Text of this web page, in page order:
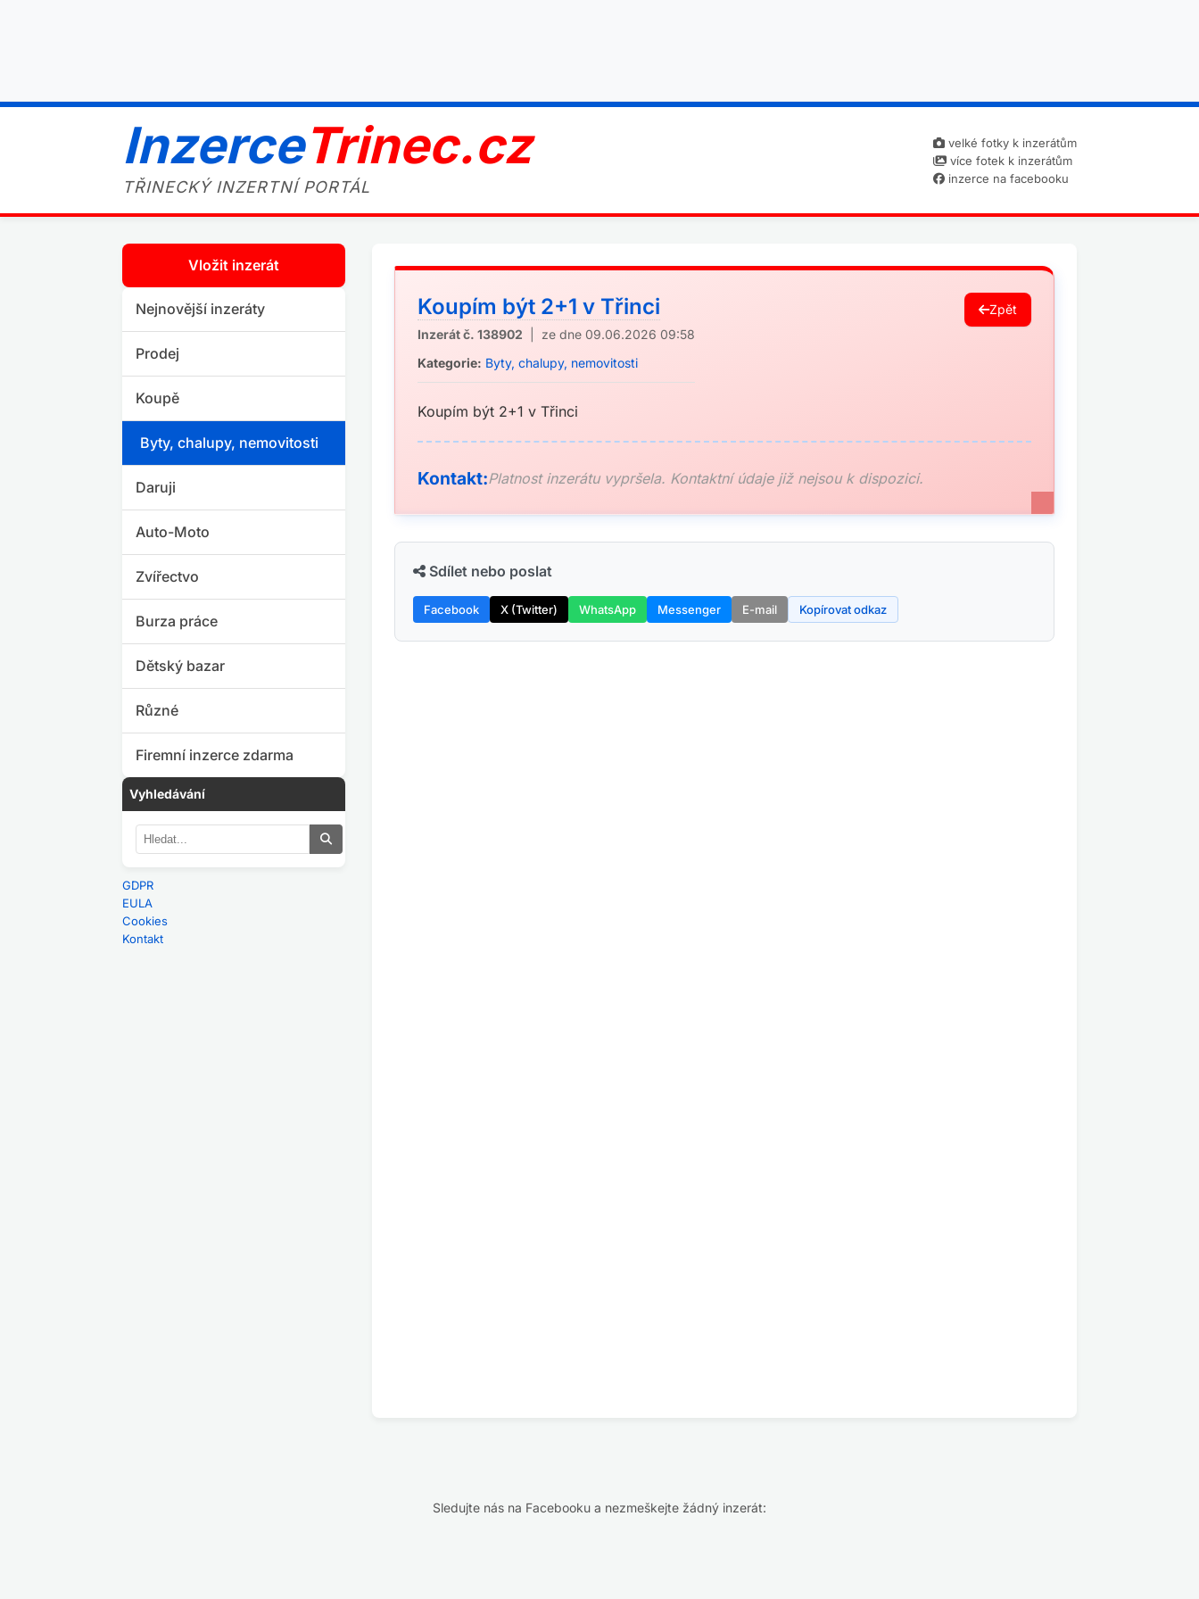
InzerceTrinec.cz
TŘINECKÝ INZERTNÍ PORTÁL
velké fotky k inzerátům
více fotek k inzerátům
inzerce na facebooku
Vložit inzerát
Nejnovější inzeráty
Prodej
Koupě
Byty, chalupy, nemovitosti
Daruji
Auto-Moto
Zvířectvo
Burza práce
Dětský bazar
Různé
Firemní inzerce zdarma
Vyhledávání
GDPR
EULA
Cookies
Kontakt
Koupím být 2+1 v Třinci
Inzerát č. 138902 | ze dne 09.06.2026 09:58
Kategorie: Byty, chalupy, nemovitosti
Zpět
Koupím být 2+1 v Třinci
Kontakt:Platnost inzerátu vypršela. Kontaktní údaje již nejsou k dispozici.
Sdílet nebo poslat
Facebook X (Twitter) WhatsApp Messenger E-mail Kopírovat odkaz
Sledujte nás na Facebooku a nezmeškejte žádný inzerát: